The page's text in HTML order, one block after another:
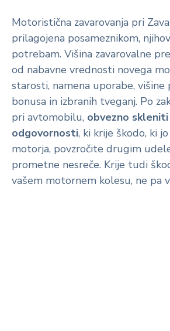
Motoristična zavarovanja pri
prilagojena posameznikom,
potrebam. Višina zavarovalne
od nabavne vrednosti novega
starosti, namena uporabe,
bonusa in izbranih tveganj. Po
pri avtomobilu, obvezno
odgovornosti, ki krije škodo, ki
motorja, povzročite drugim
prometne nesreče. Krije tudi
vašem motornem kolesu, ne pa